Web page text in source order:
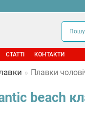
СТАТТІ КОНТАКТИ
Плавки
beach